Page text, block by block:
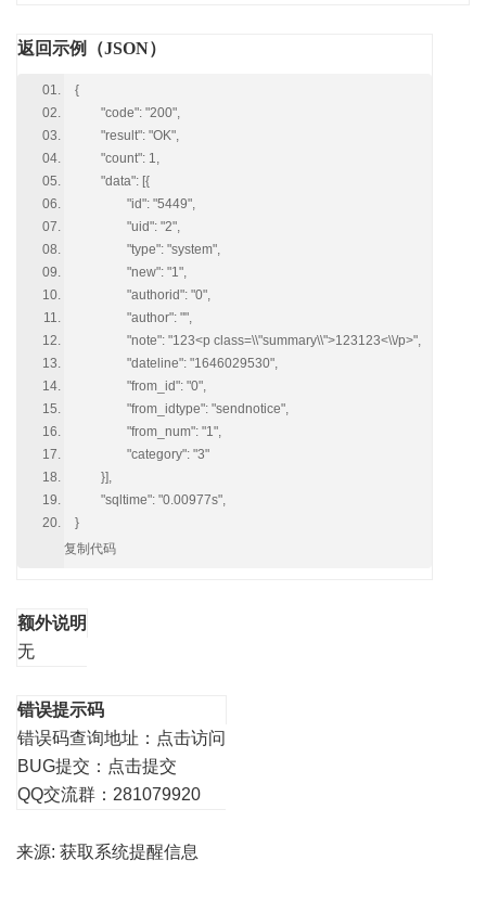
返回示例（JSON）
{
"code": "200",
"result": "OK",
"count": 1,
"data": [{
"id": "5449",
"uid": "2",
"type": "system",
"new": "1",
"authorid": "0",
"author": "",
"note": "123<p class=\\"summary\\">123123<\\/p>",
"dateline": "1646029530",
"from_id": "0",
"from_idtype": "sendnotice",
"from_num": "1",
"category": "3"
}],
"sqltime": "0.00977s",
}
复制代码
额外说明
无
错误提示码
错误码查询地址： 点击访问
BUG提交： 点击提交
QQ交流群：281079920
来源: 获取系统提醒信息